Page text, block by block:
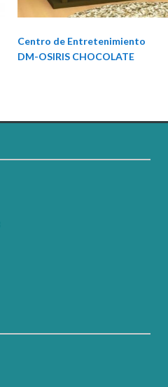
Centro de Entretenimiento
DM-OSIRIS CHOCOLATE